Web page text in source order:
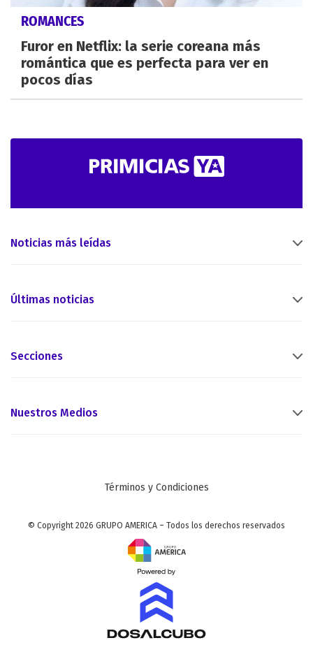
ROMANCES
Furor en Netflix: la serie coreana más
romántica que es perfecta para ver en
pocos días
Noticias más leídas
Últimas noticias
Secciones
Nuestros Medios
Términos y Condiciones
© Copyright 2026 GRUPO AMERICA – Todos los derechos reservados